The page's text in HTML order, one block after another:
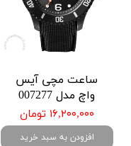
ساعت مچی آیس
واچ مدل 007277
۱۶,۲۰۰,۰۰۰ تومان
افزودن به سبد خرید